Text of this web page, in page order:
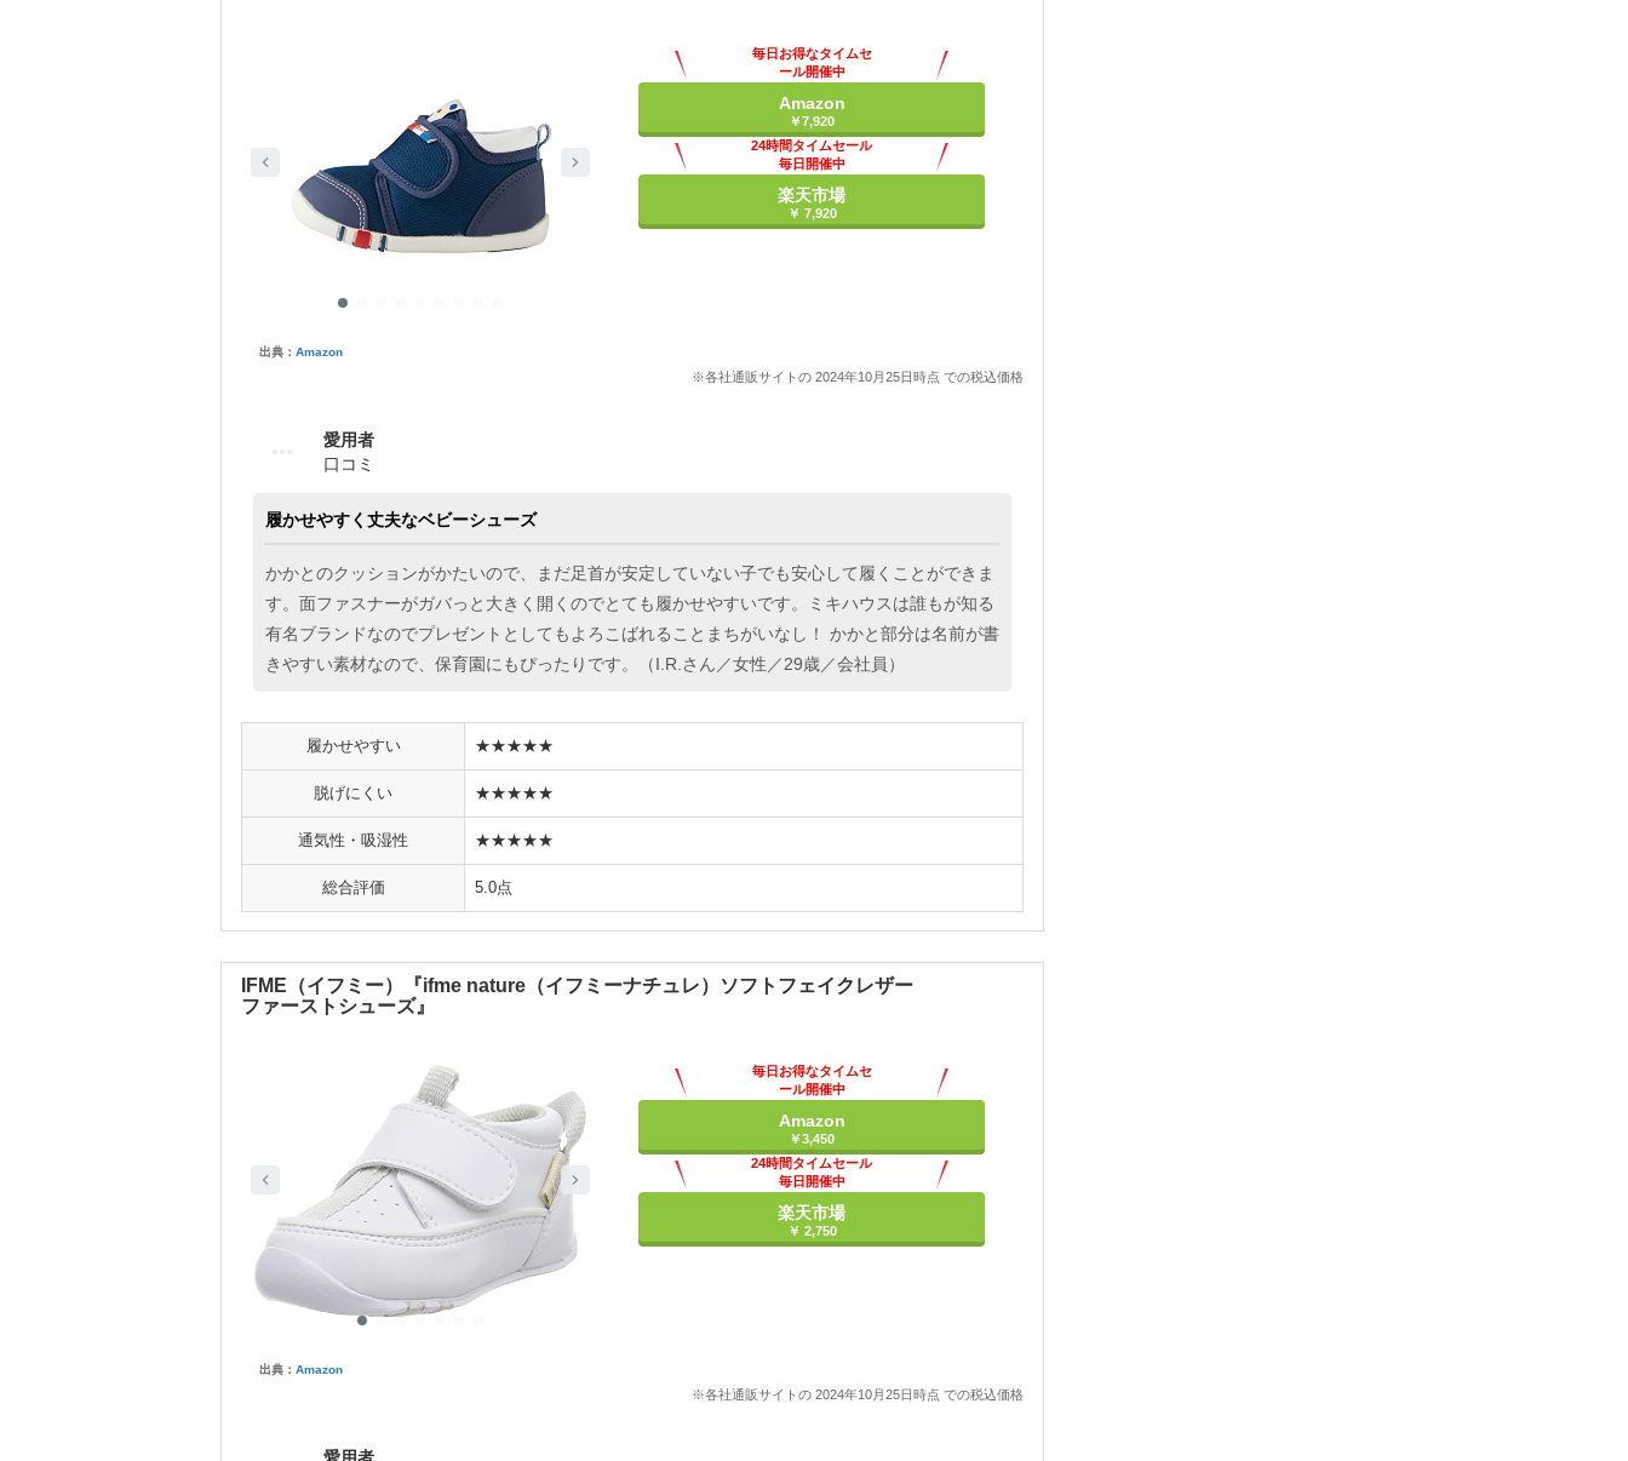
出典： Amazon
毎日お得なタイムセ
ール開催中
Amazon
￥7,920
24時間タイムセール
毎日開催中
楽天市場
￥ 7,920
※各社通販サイトの 2024年10月25日時点 での税込価格
愛用者
口コミ
履かせやすく丈夫なベビーシューズ
かかとのクッションがかたいので、まだ足首が安定していない子でも安心して履くことができま
す。面ファスナーがガバっと大きく開くのでとても履かせやすいです。ミキハウスは誰もが知る
有名ブランドなのでプレゼントとしてもよろこばれることまちがいなし！ かかと部分は名前が書
きやすい素材なので、保育園にもぴったりです。（I.R.さん／女性／29歳／会社員）
履かせやすい ★★★★★
脱げにくい ★★★★★
通気性・吸湿性 ★★★★★
総合評価 5.0点
IFME（イフミー）『ifme nature（イフミーナチュレ）ソフトフェイクレザー
ファーストシューズ』
出典： Amazon
毎日お得なタイムセ
ール開催中
Amazon
￥3,450
24時間タイムセール
毎日開催中
楽天市場
￥ 2,750
※各社通販サイトの 2024年10月25日時点 での税込価格
愛用者